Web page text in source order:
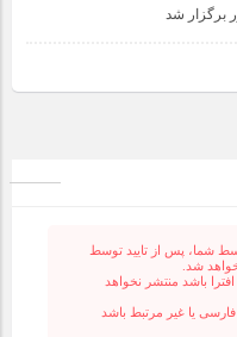
برگزار شد
شما، پس از تایید توسط
شد.
باشد منتشر نخواهد
فارسی یا غیر مرتبط باشد